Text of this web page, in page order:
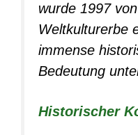
wurde 1997
Weltkulturerbe
immense
Bedeutung
Historischer